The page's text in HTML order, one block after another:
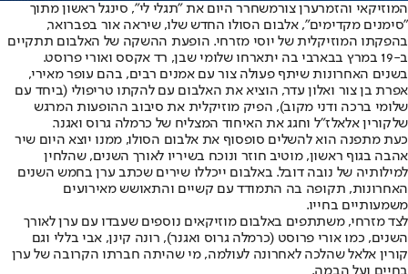
המוזיקאי והזמרערן צורמשחרר היום את "תגלי לי", סינגל ראשון מתוך
"סימנים מקדימים", אלבום הסולו החדש שלו, שיראה אור בפברואר,
בהפקתו המוזיקלית של יוסי מזרחי. הופעת ההשקה של האלבום תתקיים
ב-19 במרץ בבארבי בה יתארחו שלומי שבן, רד אקסס ואורי פרוסט.
בשנים האחרונות שיתף פעולה צור עם אמנים רבים, בהם עופר מאירי,
אפרת בן צור ואלון עדר, הוציא את האלבום עם להקתו טריפולי (ביחד עם
שלומי ברכה ודני מקוב), הפיק מוזיקלית את סיבוב ההופעות המרגש
שלקורין אלאלז"ל וחגג את האיחוד המצליח של כרמלה גרוס ואגנר.
כעת מתפנה הוא להשלים סופסוף את אלבום הסולו, ממנו יוצא היום שיר
אהבה בגוף ראשון, מוטיב חוזר ונוכח בשיריו לאורך השנים, שהלחין
למילותיה של נובה דובל. באלבום ייכללו שירים שכתב ערן בחמש השנים
האחרונות, תקופה בה התמודד עם קשיים והתאושש מאירועים
משמעותיים בחייו.
לצד מזרחי, משתתפים באלבום מוזיקאים נוספים שעבדו עם ערן לאורך
השנים, כמו אורי פרוסט (כרמלה גרוס ואגנר), רונה קינן, אבי בללי וגם
קורין אלאל שהלכה לאחרונה לעולמה, מי שהיתה חברתו הקרובה של ערן